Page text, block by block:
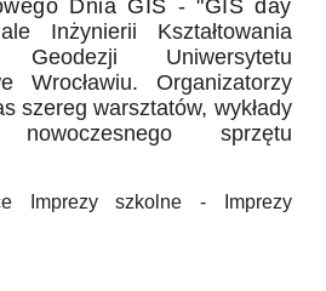
Dnia GIS - "GIS day
Inżynierii Kształtowania
Uniwersytetu
Wrocławiu. Organizatorzy
szereg warsztatów, wykłady
sprzętu
Imprezy szkolne - Imprezy